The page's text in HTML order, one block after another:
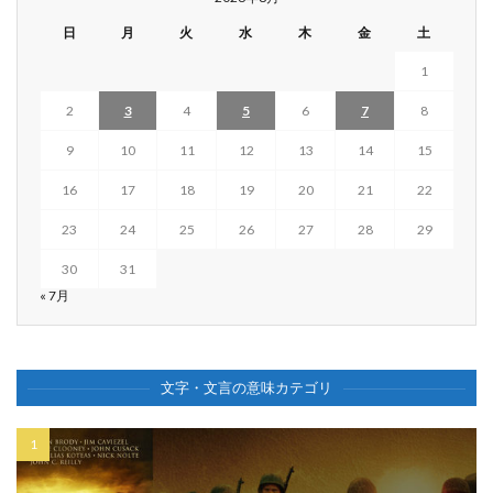
日 月 火 水 木 金 土
1
2 3 4 5 6 7 8
9 10 11 12 13 14 15
16 17 18 19 20 21 22
23 24 25 26 27 28 29
30
31
« 7月
文字・文言の意味カテゴリ